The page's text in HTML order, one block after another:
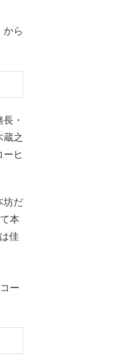
から
・
蔵之
ヒ
坊だ
本
佳
ー